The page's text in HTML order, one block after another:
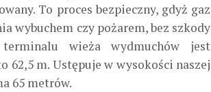
To proces bezpieczny, gdyż gaz
wybuchem czy pożarem, bez szkody
wieża wydmuchów jest
62,5 m. Ustępuje w wysokości naszej
65 metrów.